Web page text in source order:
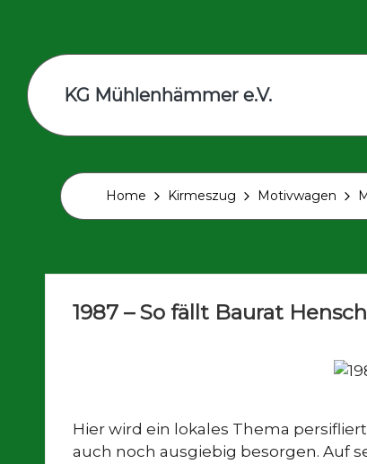
content
KG Mühlenhämmer e.V.
sind
der
schrägsten
Europa
Home Kirmeszug Motivwagen
1987 – So fällt Baurat
Hier wird ein lokales Thema
auch noch ausgiebig besorgen. Auf